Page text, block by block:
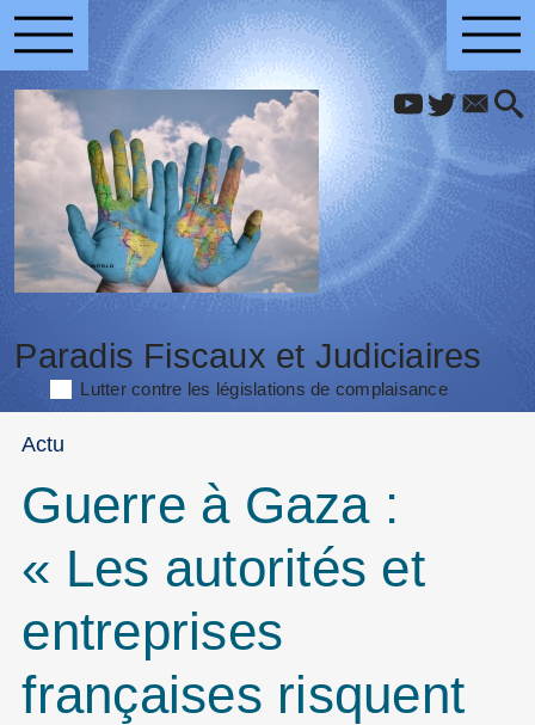
Paradis Fiscaux et Judiciaires
Lutter contre les législations de complaisance
Actu
Guerre à Gaza :
« Les autorités et
entreprises
françaises risquent